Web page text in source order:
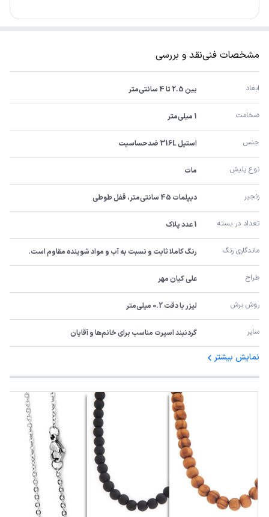
مشخصات فنینقد و بررسی
ابعاد بین 2.5 تا 4 سانتی‌متر
ضخامت 1 میلی‌متر
جنس استیل 316L ضدحساسیت
نوع پلیش مات
زنجیر دیپلمات 45 سانتی‌متر، قفل طوطی
تعداد در بسته 1 عدد پلاک
ماندگاری رنگ رنگ کاملا ثابت و نسبت به آب و مواد شوینده مقاوم است.
طراح علی کیان مهر
روش برش لیزر با دقت 0.2 میلی‌متر
سایر گردنبند اسپرت مناسب برای خانم‌ها و آقایان
نمایش بیشتر